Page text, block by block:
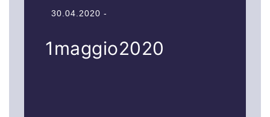
30.04.2020 -
1maggio2020